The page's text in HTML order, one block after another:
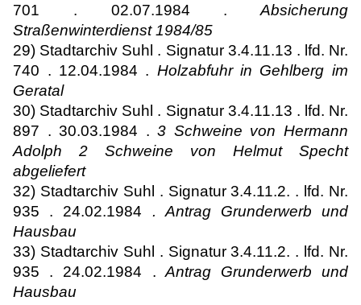
701 . 02.07.1984 . Absicherung
Straßenwinterdienst 1984/85
29) Stadtarchiv Suhl . Signatur 3.4.11.13 . lfd. Nr.
740 . 12.04.1984 . Holzabfuhr in Gehlberg im
Geratal
30) Stadtarchiv Suhl . Signatur 3.4.11.13 . lfd. Nr.
897 . 30.03.1984 .3 Schweine von Hermann
Adolph 2 Schweine von Helmut Specht
abgeliefert
32) Stadtarchiv Suhl . Signatur 3.4.11.2. . lfd. Nr.
935 . 24.02.1984 . Antrag Grunderwerb und
Hausbau
33) Stadtarchiv Suhl . Signatur 3.4.11.2. . lfd. Nr.
935 . 24.02.1984 . Antrag Grunderwerb und
Hausbau